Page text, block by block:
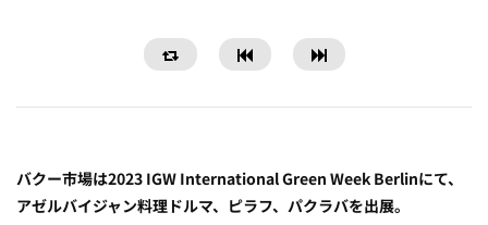
バクー市場は2023 IGW International Green Week Berlinにて、
アゼルバイジャン料理ドルマ、ピラフ、パクラバを出展。